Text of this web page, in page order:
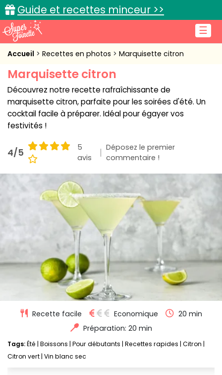
☰
Guide et recettes minceur >>
Accueil
Recettes de cuisine
Cuisine pratique
L'actu cuisine
Accueil Recettes en photos Marquisette citron
Marquisette citron
Découvrez notre recette rafraîchissante de
marquisette citron, parfaite pour les soirées d'été. Un
cocktail facile à préparer. Idéal pour égayer vos
festivités !
4/5
5
avis
Déposez le premier
commentaire !
Recette facile Economique
20 min
Préparation: 20 min
Tags:Été Boissons Pour débutants Recettes rapides Citron
Citron vert Vin blanc sec